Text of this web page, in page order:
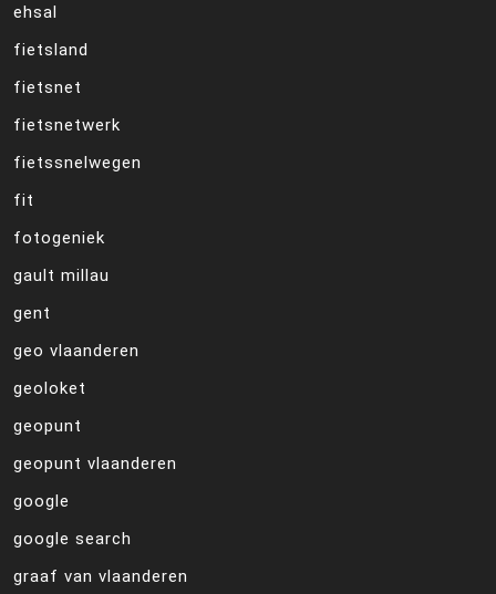
ehsal
fietsland
fietsnet
fietsnetwerk
fietssnelwegen
fit
fotogeniek
gault millau
gent
geo vlaanderen
geoloket
geopunt
geopunt vlaanderen
google
google search
graaf van vlaanderen